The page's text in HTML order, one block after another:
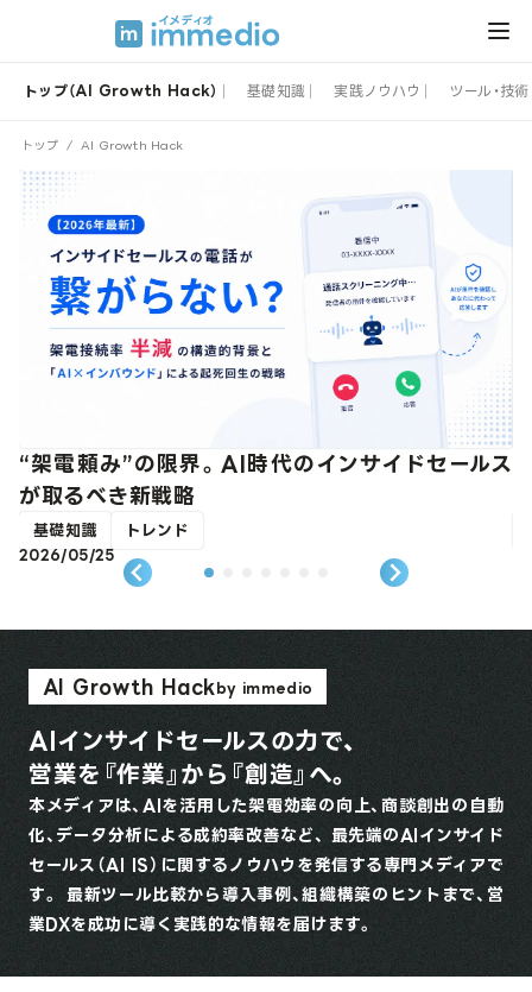
トップ（AI Growth Hack） 基礎知識 実践ノウハウ ツール・技術
トップ / AI Growth Hack
“架電頼み”の限界。AI時代のインサイドセールス
が取るべき新戦略
基礎知識 トレンド
2026/05/25
AI Growth Hack by immedio
AIインサイドセールスの力で、
営業を『作業』から『創造』へ。
本メディアは、AIを活用した架電効率の向上、商談創出の自動
化、データ分析による成約率改善など、 最先端のAIインサイド
セールス（AI IS）に関するノウハウを発信する専門メディアで
す。 最新ツール比較から導入事例、組織構築のヒントまで、営
業DXを成功に導く実践的な情報を届けます。